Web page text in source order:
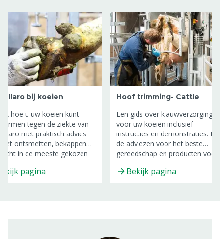
bij koeien
hoe u uw koeien kunt
tegen de ziekte van
met praktisch advies
het ontsmetten, bekappen
in de meeste gekozen
pagina
Hoof trimming- Cattle
Een gids over klauwverzorging
voor uw koeien inclusief
instructies en demonstraties.
de adviezen voor het beste
gereedschap en producten voor
Bekijk pagina